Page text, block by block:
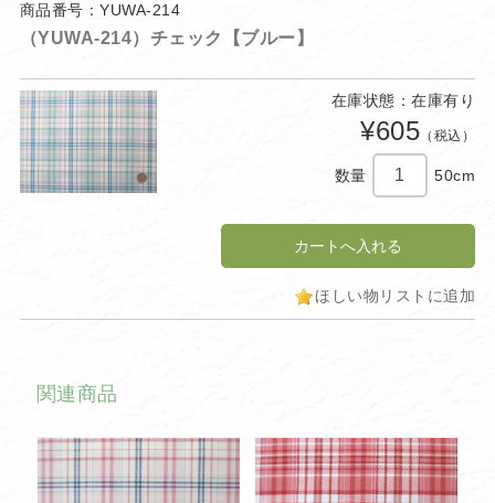
商品番号：YUWA-214
（YUWA-214）チェック【ブルー】
在庫状態：在庫有り
¥605 （税込）
数量 50cm
ほしい物リストに追加
関連商品